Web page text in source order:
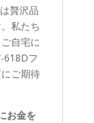
贅沢品
私たち
自宅に
618Dフ
ご期待
お金を